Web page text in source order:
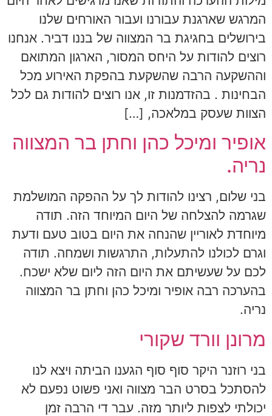
המרגש שארגנת עבורנו ועבור האורחים שלנו
בירושלים בחגיגת בר המצווה של בננו דביר. אנחנו
רוצים להודות על היחס המסור, הארגון המתואם
וההשקעה הרבה שהשקעת בהפקת האירוע מכל
הבחינות . בהזדמנות זו, אנו רוצים להודות גם לכל
הצוות שעסק במלאכה, […]
אופיר ומיכל כהן וחתן בר המצווה
נריה.
בני שלום, רצינו להודות לך על ההפקה המושלמת
שגרמה להצלחה של היום המיוחד הזה. תודה
מיוחדת לאוריין שהנחה את היום בטוב טעם ודעת
וגרם לכולנו להתעלות, התרגשות ושמחה. תודה
לכם על שעשיתם את היום הזה ליום שלא ישכח.
בהערכה רבה אופיר ומיכל כהן וחתן בר המצווה
נריה.
מרונן וורד שקורי
בני רוזנר היקר סוף סוף הגענו הביתה ויצא לנו
להסתכל בסרט הבר מצווה ואני פשוט נפעם לא
יכולתי לצפות ליותר מזה. עבר די הרבה זמן